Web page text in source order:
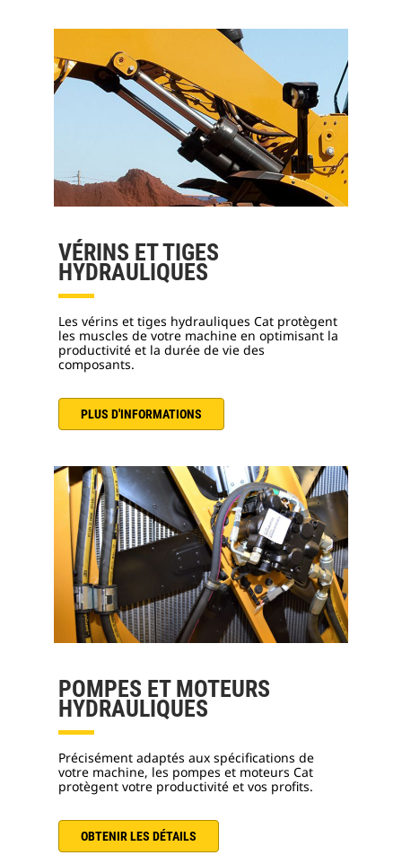
VÉRINS ET TIGES
HYDRAULIQUES
Les vérins et tiges hydrauliques Cat protègent
les muscles de votre machine en optimisant la
productivité et la durée de vie des
composants.
PLUS D'INFORMATIONS
POMPES ET MOTEURS
HYDRAULIQUES
Précisément adaptés aux spécifications de
votre machine, les pompes et moteurs Cat
protègent votre productivité et vos profits.
OBTENIR LES DÉTAILS